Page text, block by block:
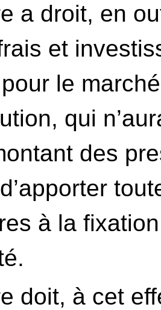
a droit, en
et
le
qui
des
à la
doit, à cet